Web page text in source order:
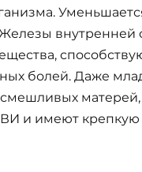
внутренней
болей. Даже
и имеют